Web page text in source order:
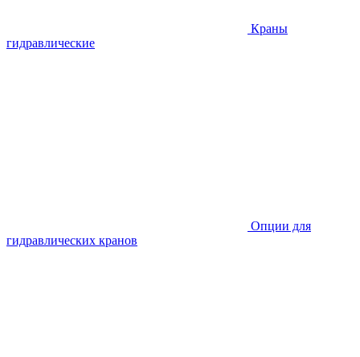
Краны
гидравлические
Опции для
гидравлических кранов